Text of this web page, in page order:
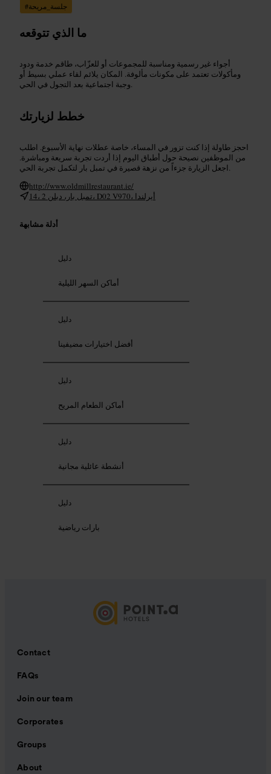
#جلسة_مريحة
ما الذي تتوقعه
أجواء غير رسمية ومناسبة للمجموعات أو للعزّاب، طاقم خدمة ودود
ومأكولات تعتمد على مكونات مألوفة. المكان يلائم لقاء عملي بسيط أو
وجبة اجتماعية بعد التجول في الحي.
خطط لزيارتك
احجز طاولة إذا كنت تزور في المساء، خاصة عطلات نهاية الأسبوع. اطلب
من الموظفين نصيحة حول أطباق اليوم إذا أردت تجربة سريعة ومباشرة.
اجعل الزيارة جزءاً من نزهة قصيرة في تمبل بار لتكمل تجربة الحي.
http://www.oldmillrestaurant.ie/
14، تمبل بار، دبلن 2، D02 V970، أيرلندا
أدلة مشابهة
دليل
أماكن السهر الليلية
دليل
أفضل اختيارات مضيفينا
دليل
أماكن الطعام المريح
دليل
أنشطة عائلية مجانية
دليل
بارات رياضية
Contact
FAQs
Join our team
Corporates
Groups
About